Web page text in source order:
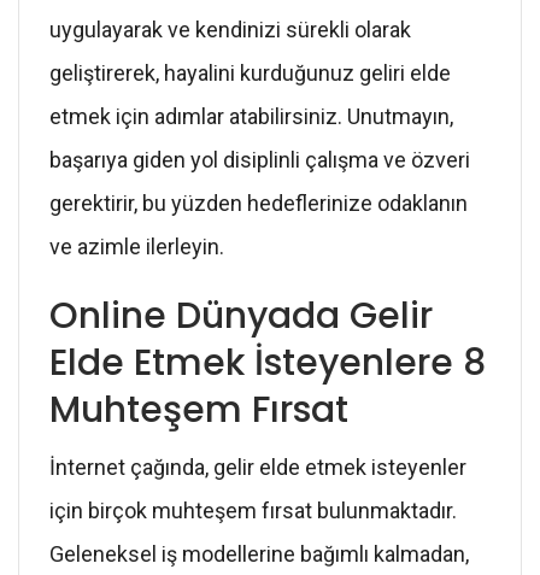
uygulayarak ve kendinizi sürekli olarak
geliştirerek, hayalini kurduğunuz geliri elde
etmek için adımlar atabilirsiniz. Unutmayın,
başarıya giden yol disiplinli çalışma ve özveri
gerektirir, bu yüzden hedeflerinize odaklanın
ve azimle ilerleyin.
Online Dünyada Gelir
Elde Etmek İsteyenlere 8
Muhteşem Fırsat
İnternet çağında, gelir elde etmek isteyenler
için birçok muhteşem fırsat bulunmaktadır.
Geleneksel iş modellerine bağımlı kalmadan,